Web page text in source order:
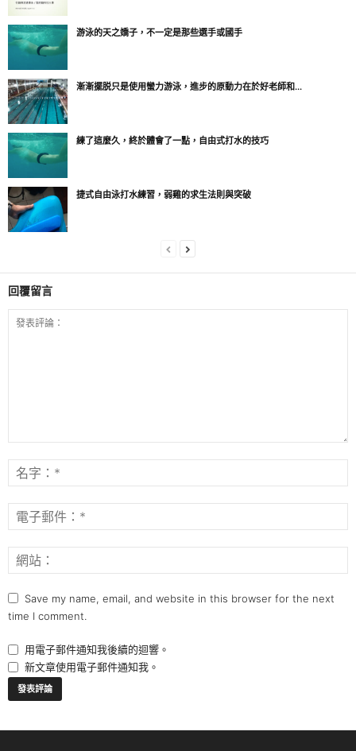
游泳的天之嬌子，不一定是那些選手或國手
漸漸擺脱只是使用蠻力游泳，進步的原動力在於好老師和...
練了這麼久，終於體會了一點，自由式打水的技巧
捷式自由泳打水練習，弱雞的求生法則與突破
回覆留言
Save my name, email, and website in this browser for the next
time I comment.
用電子郵件通知我後續的迴響。
新文章使用電子郵件通知我。